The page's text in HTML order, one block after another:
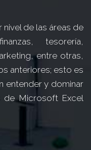
de las áreas de
tesorería,
entre otras,
anteriores; esto es
entender y dominar
de Microsoft Excel